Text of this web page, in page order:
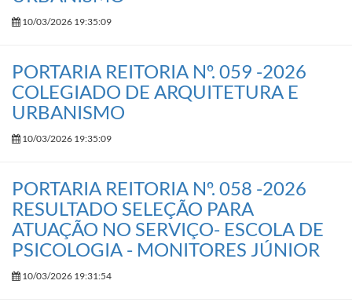
10/03/2026 19:35:09
PORTARIA REITORIA Nº. 059 -2026
COLEGIADO DE ARQUITETURA E
URBANISMO
10/03/2026 19:35:09
PORTARIA REITORIA Nº. 058 -2026
RESULTADO SELEÇÃO PARA
ATUAÇÃO NO SERVIÇO- ESCOLA DE
PSICOLOGIA - MONITORES JÚNIOR
10/03/2026 19:31:54